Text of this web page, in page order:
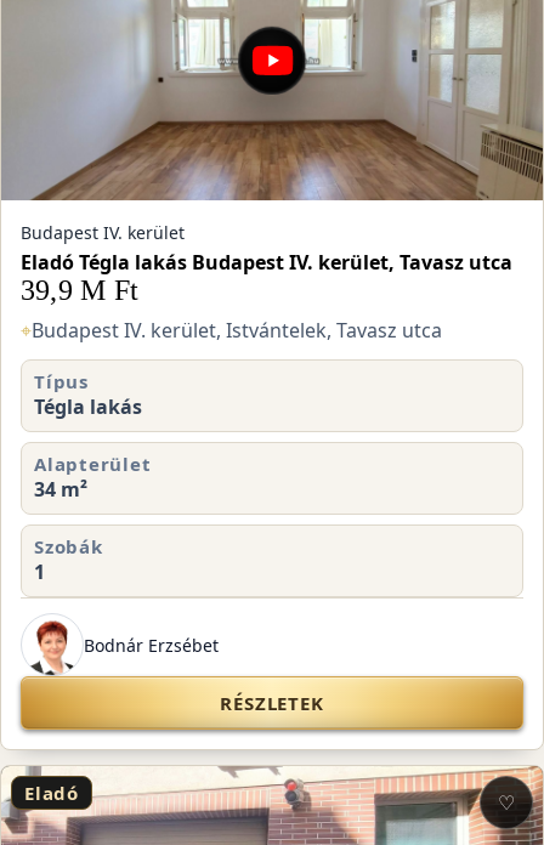
Budapest IV. kerület
Eladó Tégla lakás Budapest IV. kerület, Tavasz utca
39,9 M Ft
⌖Budapest IV. kerület, Istvántelek, Tavasz utca
Típus
Tégla lakás
Alapterület
34 m²
Szobák
1
Bodnár Erzsébet
RÉSZLETEK
Eladó ♡